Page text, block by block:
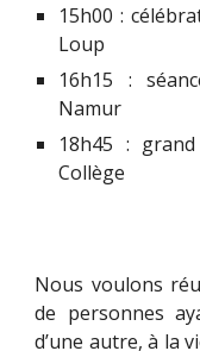
15h00 :
Loup
16h15 :
Namur
18h45 :
Collège
Nous voulons
de personnes
d’une autre, à la